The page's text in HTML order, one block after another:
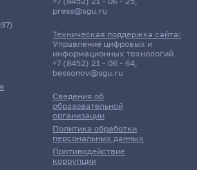
Сведения об
образовательной
организации
Политика обработки
персональных данных
Противодействие
коррупции
press@sgu.ru
Техническая поддержка сайта:
Управление цифровых и
информационных технологий
+7 (8452) 21 - 06 - 64,
bessonov@sgu.ru